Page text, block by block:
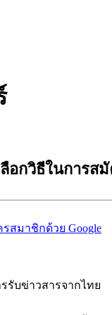
ลือกวิธีในการส
สมาชิกด้วย Google
รับข่าวสารจากไทย